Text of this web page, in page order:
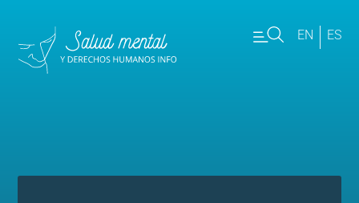
EN ES